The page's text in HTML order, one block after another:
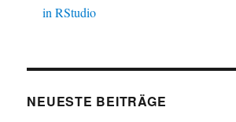
in RStudio
NEUESTE BEITRÄGE